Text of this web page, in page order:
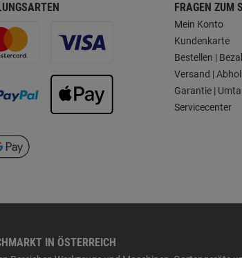
FRAGEN ZUM
Mein Konto
Kundenkarte
Bestellen |
Versand |
Garantie |
Servicecenter
IN ÖSTERREICH